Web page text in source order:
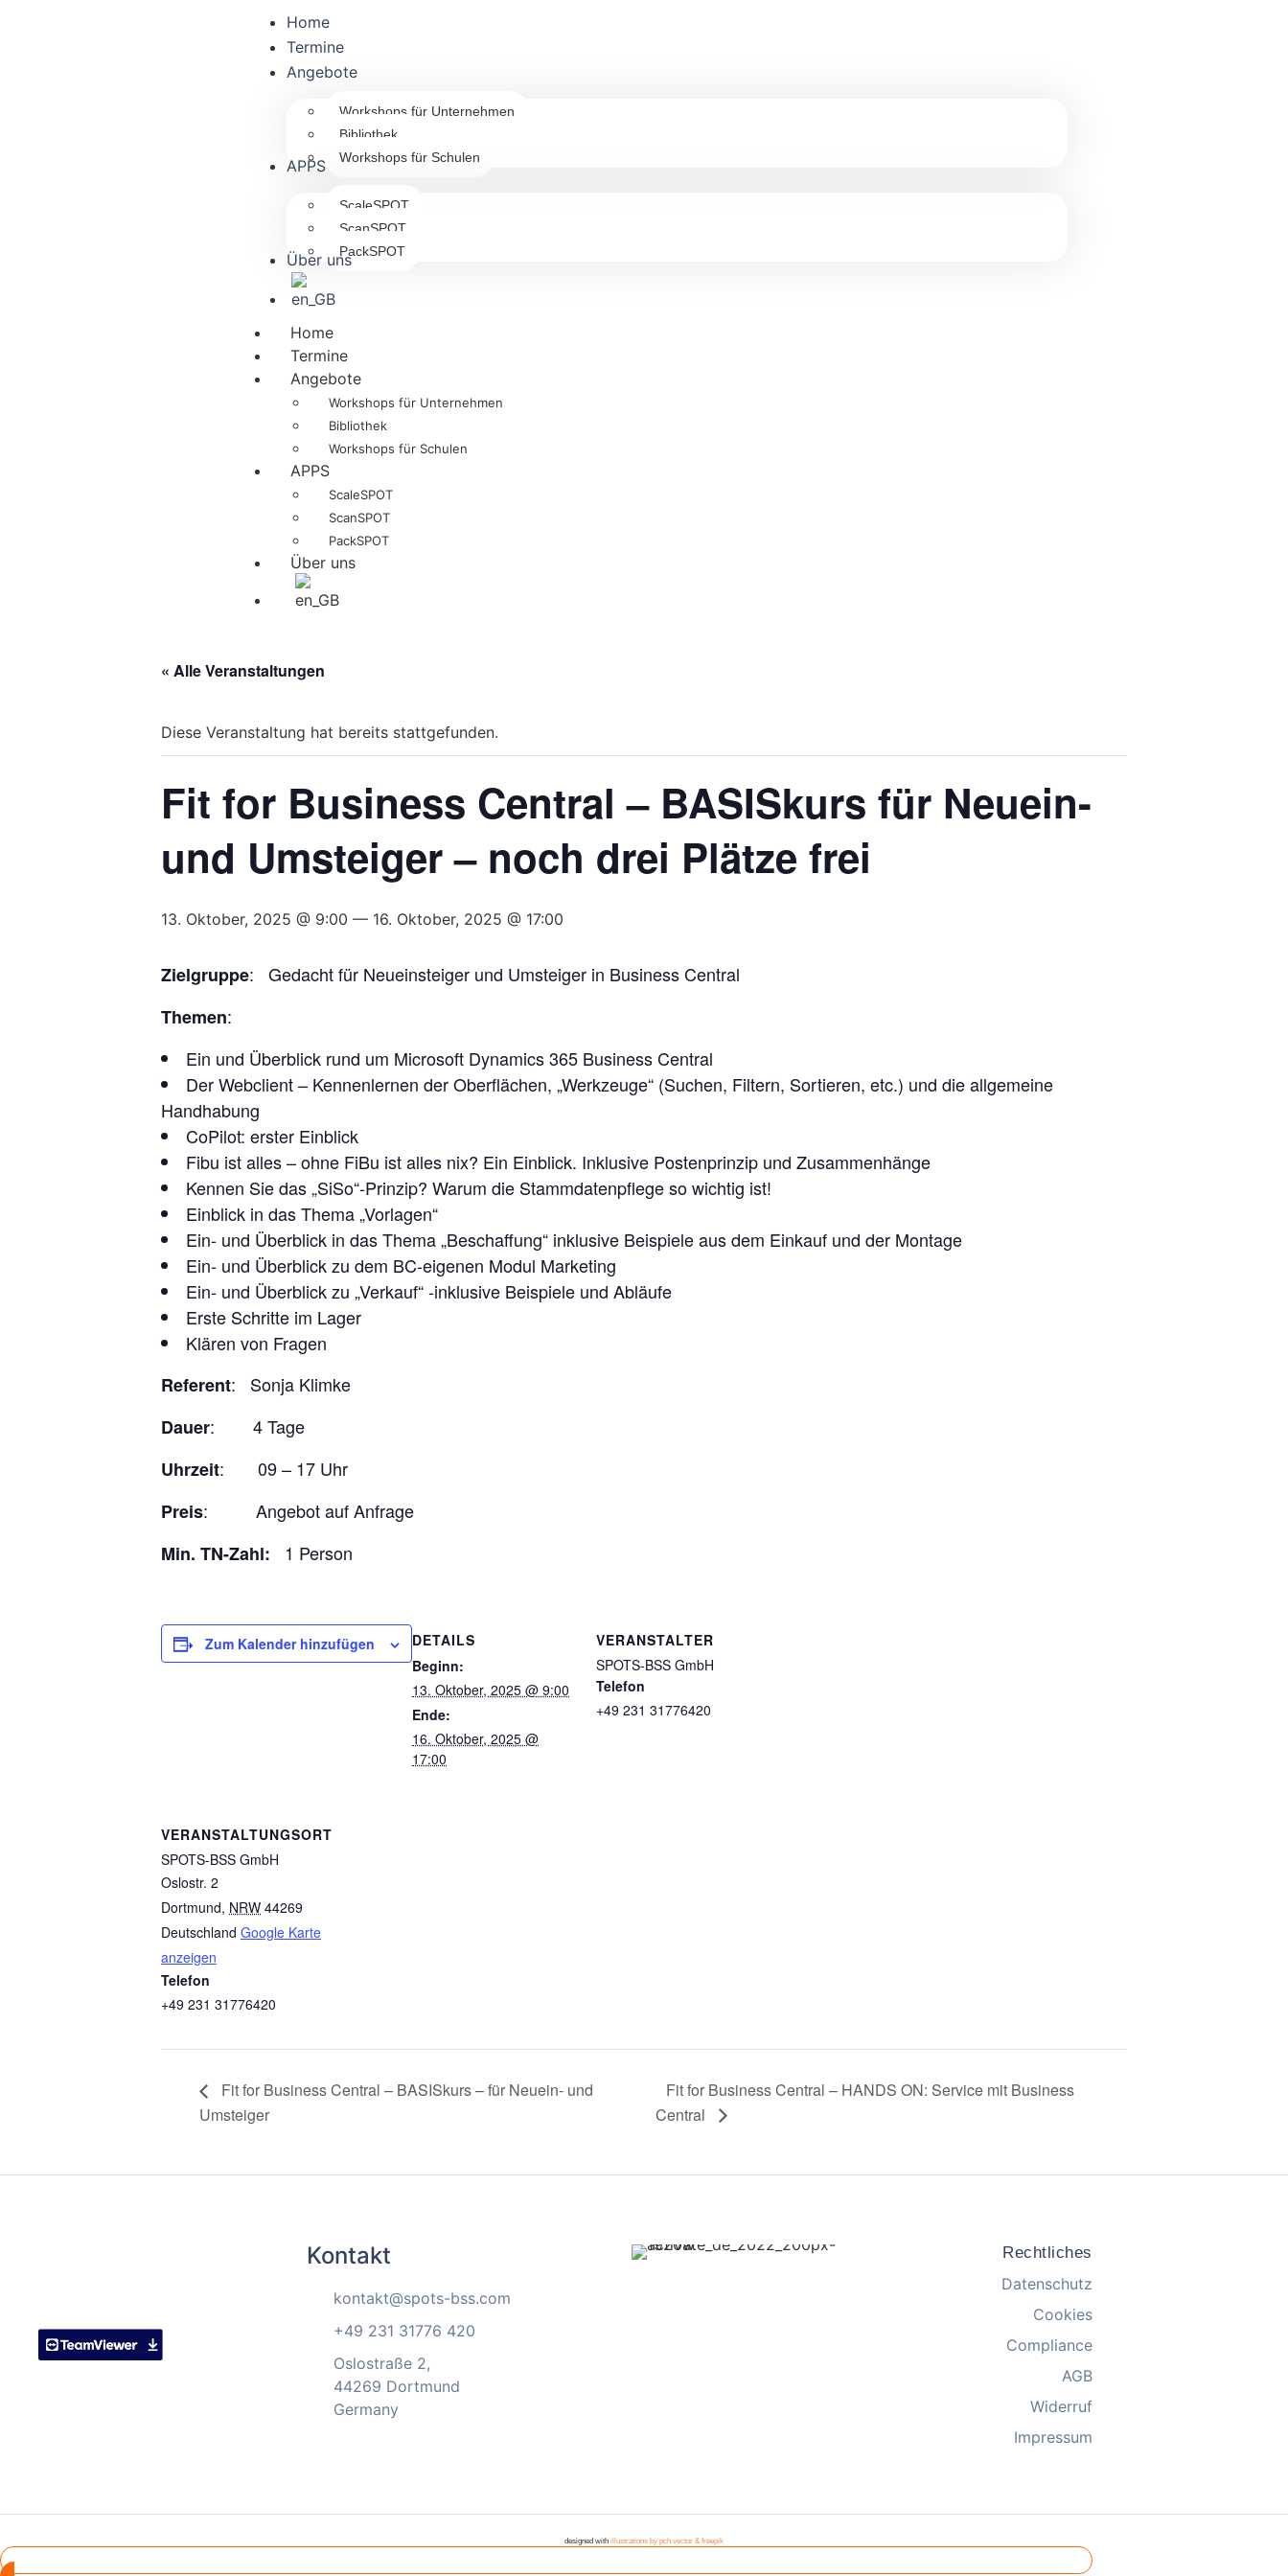
Home
Termine
Angebote
Workshops für Unternehmen
Bibliothek
Workshops für Schulen
APPS
ScaleSPOT
ScanSPOT
PackSPOT
Über uns
Home
Termine
Angebote
Workshops für Unternehmen
Bibliothek
Workshops für Schulen
APPS
ScaleSPOT
ScanSPOT
PackSPOT
Über uns
« Alle Veranstaltungen
Diese Veranstaltung hat bereits stattgefunden.
Fit for Business Central – BASISkurs für Neuein-
und Umsteiger – noch drei Plätze frei
13. Oktober, 2025 @ 9:00 — 16. Oktober, 2025 @ 17:00
Zielgruppe: Gedacht für Neueinsteiger und Umsteiger in Business Central
Themen:
Ein und Überblick rund um Microsoft Dynamics 365 Business Central
Der Webclient – Kennenlernen der Oberflächen, „Werkzeuge“ (Suchen, Filtern, Sortieren, etc.) und die allgemeine
Handhabung
CoPilot: erster Einblick
Fibu ist alles – ohne FiBu ist alles nix? Ein Einblick. Inklusive Postenprinzip und Zusammenhänge
Kennen Sie das „SiSo“-Prinzip? Warum die Stammdatenpflege so wichtig ist!
Einblick in das Thema „Vorlagen“
Ein- und Überblick in das Thema „Beschaffung“ inklusive Beispiele aus dem Einkauf und der Montage
Ein- und Überblick zu dem BC-eigenen Modul Marketing
Ein- und Überblick zu „Verkauf“ -inklusive Beispiele und Abläufe
Erste Schritte im Lager
Klären von Fragen
Referent: Sonja Klimke
Dauer: 4 Tage
Uhrzeit: 09 – 17 Uhr
Preis: Angebot auf Anfrage
Min. TN-Zahl:
1 Person
Zum Kalender hinzufügen
DETAILS
Beginn:
13. Oktober, 2025 @ 9:00
Ende:
16. Oktober, 2025 @
17:00
VERANSTALTER
SPOTS-BSS GmbH
Telefon
+49 231 31776420
VERANSTALTUNGSORT
SPOTS-BSS GmbH
Oslostr. 2
Dortmund, NRW 44269
Deutschland Google Karte
anzeigen
Telefon
+49 231 31776420
Fit for Business Central – BASISkurs – für Neuein- und
Umsteiger
Fit for Business Central – HANDS ON: Service mit Business
Central
Kontakt
kontakt@spots-bss.com
+49 231 31776 420
Oslostraße 2,
44269 Dortmund
Germany
Rechtliches
Datenschutz
Cookies
Compliance
AGB
Widerruf
Impressum
designed with illustrations by pch.vector & freepik